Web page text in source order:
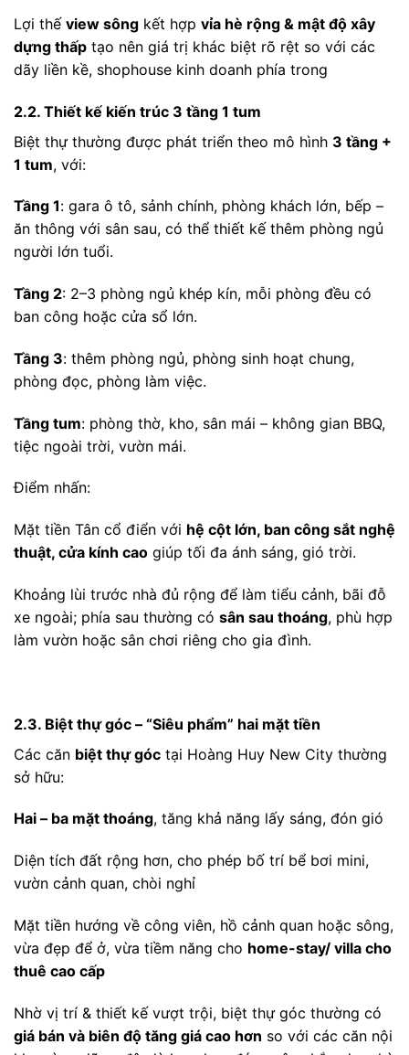
Lợi thế view sông kết hợp vỉa hè rộng & mật độ xây
dựng thấp tạo nên giá trị khác biệt rõ rệt so với các
dãy liền kề, shophouse kinh doanh phía trong
2.2. Thiết kế kiến trúc 3 tầng 1 tum
Biệt thự thường được phát triển theo mô hình 3 tầng +
1 tum, với:
Tầng 1: gara ô tô, sảnh chính, phòng khách lớn, bếp –
ăn thông với sân sau, có thể thiết kế thêm phòng ngủ
người lớn tuổi.
Tầng 2: 2–3 phòng ngủ khép kín, mỗi phòng đều có
ban công hoặc cửa sổ lớn.
Tầng 3: thêm phòng ngủ, phòng sinh hoạt chung,
phòng đọc, phòng làm việc.
Tầng tum: phòng thờ, kho, sân mái – không gian BBQ,
tiệc ngoài trời, vườn mái.
Điểm nhấn:
Mặt tiền Tân cổ điển với hệ cột lớn, ban công sắt nghệ
thuật, cửa kính cao giúp tối đa ánh sáng, gió trời.
Khoảng lùi trước nhà đủ rộng để làm tiểu cảnh, bãi đỗ
xe ngoài; phía sau thường có sân sau thoáng, phù hợp
làm vườn hoặc sân chơi riêng cho gia đình.
2.3. Biệt thự góc – “Siêu phẩm” hai mặt tiền
Các căn biệt thự góc tại Hoàng Huy New City thường
sở hữu:
Hai – ba mặt thoáng, tăng khả năng lấy sáng, đón gió
Diện tích đất rộng hơn, cho phép bố trí bể bơi mini,
vườn cảnh quan, chòi nghỉ
Mặt tiền hướng về công viên, hồ cảnh quan hoặc sông,
vừa đẹp để ở, vừa tiềm năng cho home-stay/ villa cho
thuê cao cấp
Nhờ vị trí & thiết kế vượt trội, biệt thự góc thường có
giá bán và biên độ tăng giá cao hơn so với các căn nội